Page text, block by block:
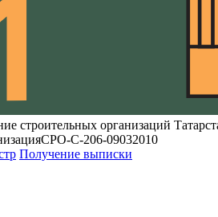
строительных организаций
СРО-С-206-09032010
Получение выписки